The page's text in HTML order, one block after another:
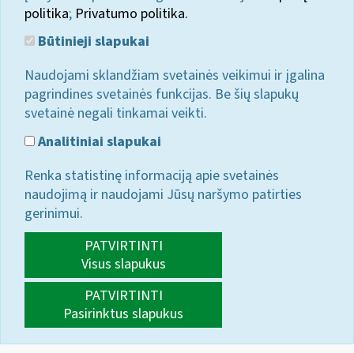
politika; Privatumo politika.
Būtinieji slapukai
Naudojami sklandžiam svetainės veikimui ir įgalina
pagrindines svetainės funkcijas. Be šių slapukų
svetainė negali tinkamai veikti.
Analitiniai slapukai
Renka statistinę informaciją apie svetainės
naudojimą ir naudojami Jūsų naršymo patirties
gerinimui.
PATVIRTINTI
Visus slapukus
PATVIRTINTI
Pasirinktus slapukus